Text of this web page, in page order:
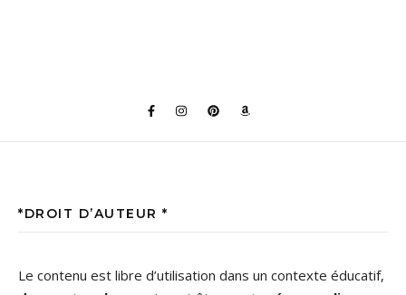
*DROIT D’AUTEUR *
Le contenu est libre d’utilisation dans un contexte éducatif,